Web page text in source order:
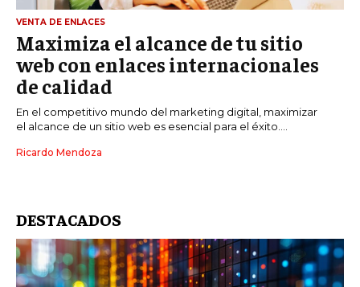
VENTA DE ENLACES
Maximiza el alcance de tu sitio
web con enlaces internacionales
de calidad
En el competitivo mundo del marketing digital, maximizar
el alcance de un sitio web es esencial para el éxito....
Ricardo Mendoza
DESTACADOS